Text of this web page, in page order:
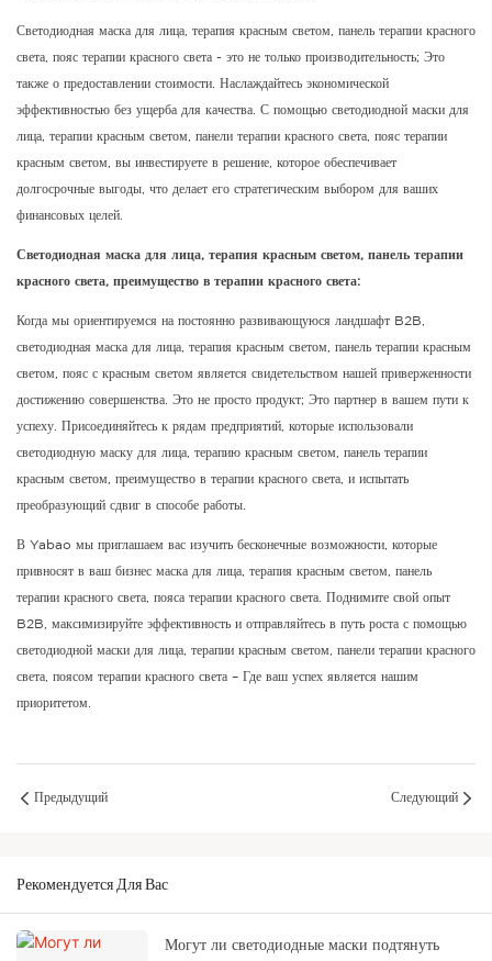
Светодиодная маска для лица, терапия красным светом, панель терапии красного
света, пояс терапии красного света - это не только производительность; Это
также о предоставлении стоимости. Наслаждайтесь экономической
эффективностью без ущерба для качества. С помощью светодиодной маски для
лица, терапии красным светом, панели терапии красного света, пояс терапии
красным светом, вы инвестируете в решение, которое обеспечивает
долгосрочные выгоды, что делает его стратегическим выбором для ваших
финансовых целей.
Светодиодная маска для лица, терапия красным светом, панель терапии
красного света, преимущество в терапии красного света:
Когда мы ориентируемся на постоянно развивающуюся ландшафт B2B,
светодиодная маска для лица, терапия красным светом, панель терапии красным
светом, пояс с красным светом является свидетельством нашей приверженности
достижению совершенства. Это не просто продукт; Это партнер в вашем пути к
успеху. Присоединяйтесь к рядам предприятий, которые использовали
светодиодную маску для лица, терапию красным светом, панель терапии
красным светом, преимущество в терапии красного света, и испытать
преобразующий сдвиг в способе работы.
В Yabao мы приглашаем вас изучить бесконечные возможности, которые
привносят в ваш бизнес маска для лица, терапия красным светом, панель
терапии красного света, пояса терапии красного света. Поднимите свой опыт
B2B, максимизируйте эффективность и отправляйтесь в путь роста с помощью
светодиодной маски для лица, терапии красным светом, панели терапии красного
света, поясом терапии красного света – Где ваш успех является нашим
приоритетом.
Предыдущий Следующий
Рекомендуется Для Вас
Могут ли светодиодные маски подтянуть